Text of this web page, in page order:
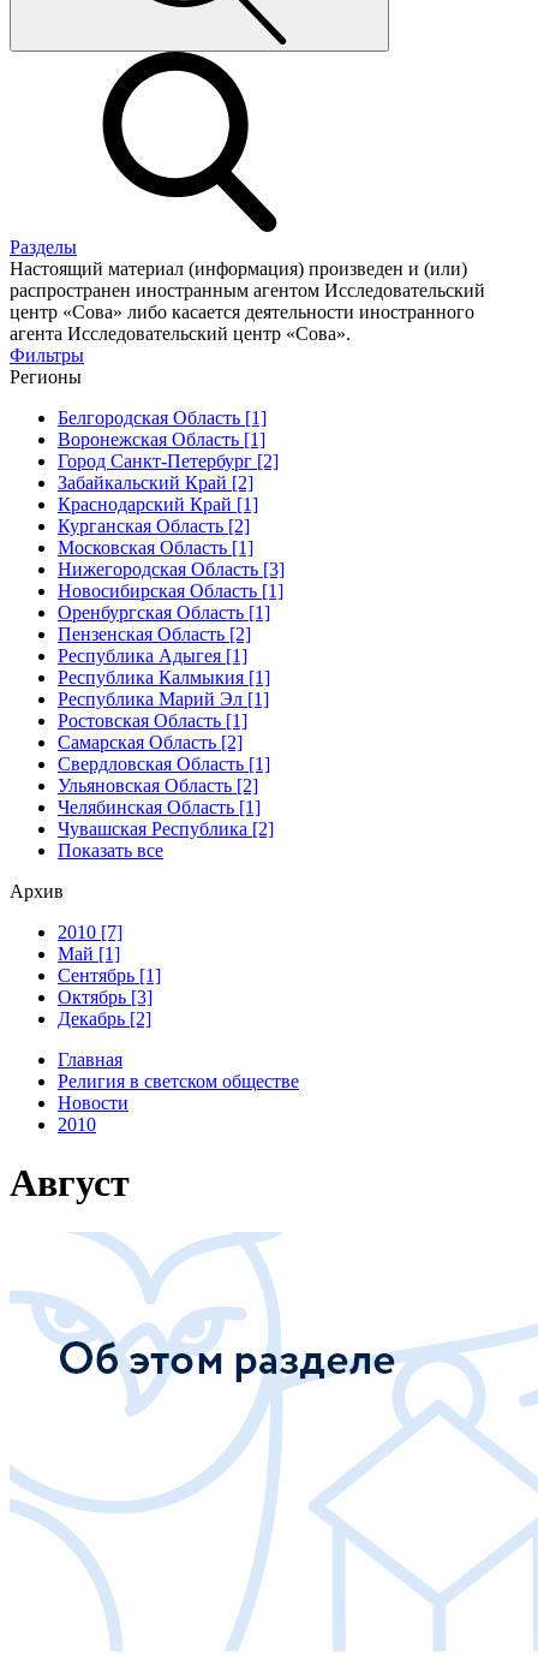
Разделы
Настоящий материал (информация) произведен и (или)
распространен иностранным агентом Исследовательский
центр «Сова» либо касается деятельности иностранного
агента Исследовательский центр «Сова».
Фильтры
Регионы
Белгородская Область [1]
Воронежская Область [1]
Город Санкт-Петербург [2]
Забайкальский Край [2]
Краснодарский Край [1]
Курганская Область [2]
Московская Область [1]
Нижегородская Область [3]
Новосибирская Область [1]
Оренбургская Область [1]
Пензенская Область [2]
Республика Адыгея [1]
Республика Калмыкия [1]
Республика Марий Эл [1]
Ростовская Область [1]
Самарская Область [2]
Свердловская Область [1]
Ульяновская Область [2]
Челябинская Область [1]
Чувашская Республика [2]
Показать все
Архив
2010 [7]
Май [1]
Сентябрь [1]
Октябрь [3]
Декабрь [2]
Главная
Религия в светском обществе
Новости
2010
Август